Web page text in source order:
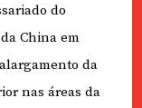
do
China em
da
nas áreas da